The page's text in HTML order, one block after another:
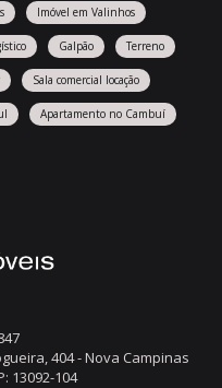
Imóvel em Valinhos
Galpão Terreno
Sala comercial locação
Apartamento no Cambuí
404 - Nova Campinas
13092-104